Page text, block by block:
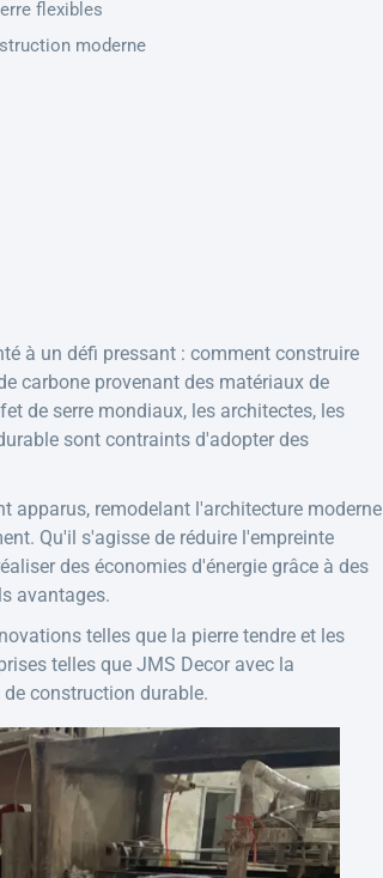
flexibles
moderne
à un défi pressant : comment construire
carbone provenant des matériaux de
de serre mondiaux, les architectes, les
sont contraints d'adopter des
apparus, remodelant l'architecture moderne
Qu'il s'agisse de réduire l'empreinte
des économies d'énergie grâce à des
avantages.
telles que la pierre tendre et les
telles que JMS Decor avec la
construction durable.